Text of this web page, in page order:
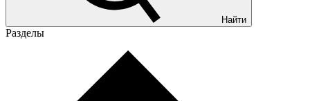
Найти
Разделы